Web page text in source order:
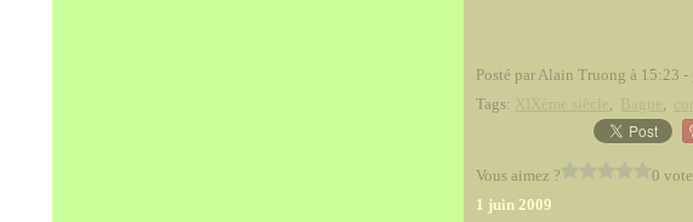
Posté par Alain Truong à 15:23 -
Tags:
, ,
Vous aimez ?
0 vote
1 juin 2009